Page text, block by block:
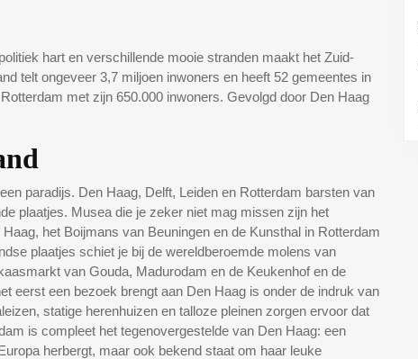
hart en verschillende mooie stranden maakt het Zuid-
telt ongeveer 3,7 miljoen inwoners en heeft 52 gemeentes in
met zijn 650.000 inwoners. Gevolgd door Den Haag
paradijs. Den Haag, Delft, Leiden en Rotterdam barsten van
plaatjes. Musea die je zeker niet mag missen zijn het
het Boijmans van Beuningen en de Kunsthal in Rotterdam
plaatjes schiet je bij de wereldberoemde molens van
van Gouda, Madurodam en de Keukenhof en de
eerst een bezoek brengt aan Den Haag is onder de indruk van
statige herenhuizen en talloze pleinen zorgen ervoor dat
is compleet het tegenovergestelde van Den Haag: een
herbergt, maar ook bekend staat om haar leuke